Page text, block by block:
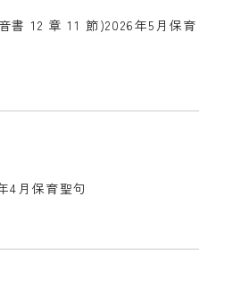
書 12 章 11 節)2026年5月保育
4月保育聖句